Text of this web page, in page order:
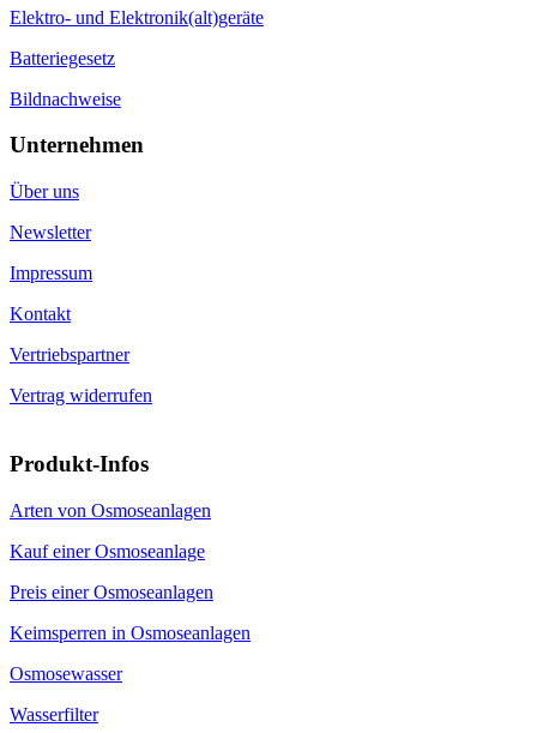
Elektro- und Elektronik(alt)geräte
Batteriegesetz
Bildnachweise
Unternehmen
Über uns
Newsletter
Impressum
Kontakt
Vertriebspartner
Vertrag widerrufen
Produkt-Infos
Arten von Osmoseanlagen
Kauf einer Osmoseanlage
Preis einer Osmoseanlagen
Keimsperren in Osmoseanlagen
Osmosewasser
Wasserfilter